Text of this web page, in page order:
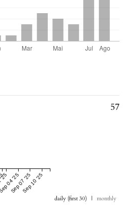
57
04 '25
Sep 07 '25Sep 10 '25
daily (first 30) | monthly